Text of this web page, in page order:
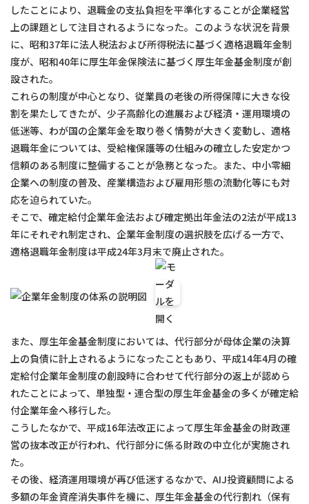
したことにより、退職金の支払負担を平準化することが企業経営
上の課題として注目されるようになった。このような状況を背景
に、昭和37年に法人税法および所得税法に基づく適格退職年金制
度が、昭和40年に厚生年金保険法に基づく厚生年金基金制度が創
設された。
これらの制度が中心となり、従業員の老後の所得保障に大きな役
割を果たしてきたが、少子高齢化の進展および経済・運用環境の
低迷等、わが国の企業年金を取り巻く情勢が大きく変動し、適格
退職年金については、受給権保護等の仕組みの確立した安定かつ
信頼のある制度に整備することが急務となった。また、中小零細
企業への制度の普及、産業構造および雇用形態の流動化等にも対
応を迫られていた。
そこで、確定給付企業年金法および確定拠出年金法の2法が平成13
年にそれぞれ制定され、企業年金制度の選択肢を広げる一方で、
適格退職年金制度は平成24年3月末で廃止された。
また、厚生年金基金制度においては、代行部分が母体企業の決算
上の負債に計上されるようになったこともあり、平成14年4月の確
定給付企業年金制度の創設時に合わせて代行部分の返上が認めら
れたことによって、単独型・連合型の厚生年金基金の多くが確定給
付企業年金へ移行した。
こうしたなかで、平成16年法改正によって厚生年金基金の財政運
営の抜本改正が行われ、代行部分に係る財政の中立化が実施され
た。
その後、経済運用環境が再び低迷するなかで、AIJ投資顧問による
多額の年金資産消失事件を機に、厚生年金基金の代行割れ（保有